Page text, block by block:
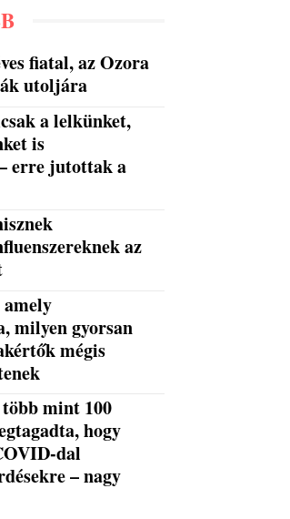
fiatal, az Ozora
utoljára
a lelkünket,
is
erre jutottak a
az
milyen gyorsan
mégis
mint 100
hogy
dal
– nagy